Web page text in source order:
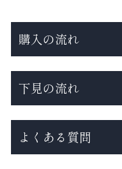
購入の流れ
下見の流れ
よくある質問